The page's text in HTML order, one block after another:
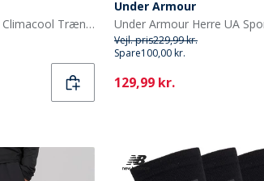
adidas Herre Tech Tøj Climacool Træningsshorts Dusky Petrol/Semi Ice Tangerine/Reflective Silver
Under Armour
Vejl. pris229,99 kr.
Spare100,00 kr.
Current
129,99 kr.